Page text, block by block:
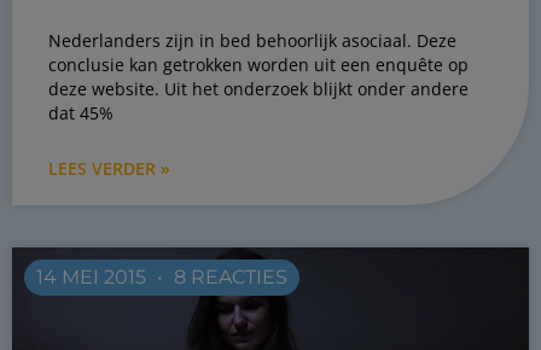
Nederlanders zijn in bed behoorlijk asociaal. Deze
conclusie kan getrokken worden uit een enquête op
deze website. Uit het onderzoek blijkt onder andere
dat 45%
LEES VERDER »
14 MEI 2015 8 REACTIES